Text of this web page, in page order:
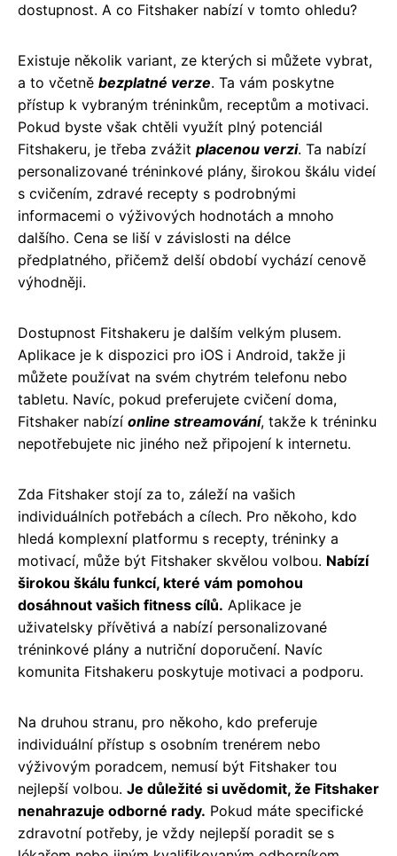
dostupnost. A co Fitshaker nabízí v tomto ohledu?
Existuje několik variant, ze kterých si můžete vybrat,
a to včetně bezplatné verze. Ta vám poskytne
přístup k vybraným tréninkům, receptům a motivaci.
Pokud byste však chtěli využít plný potenciál
Fitshakeru, je třeba zvážit placenou verzi. Ta nabízí
personalizované tréninkové plány, širokou škálu videí
s cvičením, zdravé recepty s podrobnými
informacemi o výživových hodnotách a mnoho
dalšího. Cena se liší v závislosti na délce
předplatného, přičemž delší období vychází cenově
výhodněji.
Dostupnost Fitshakeru je dalším velkým plusem.
Aplikace je k dispozici pro iOS i Android, takže ji
můžete používat na svém chytrém telefonu nebo
tabletu. Navíc, pokud preferujete cvičení doma,
Fitshaker nabízí online streamování, takže k tréninku
nepotřebujete nic jiného než připojení k internetu.
Zda Fitshaker stojí za to, záleží na vašich
individuálních potřebách a cílech. Pro někoho, kdo
hledá komplexní platformu s recepty, tréninky a
motivací, může být Fitshaker skvělou volbou. Nabízí
širokou škálu funkcí, které vám pomohou
dosáhnout vašich fitness cílů. Aplikace je
uživatelsky přívětivá a nabízí personalizované
tréninkové plány a nutriční doporučení. Navíc
komunita Fitshakeru poskytuje motivaci a podporu.
Na druhou stranu, pro někoho, kdo preferuje
individuální přístup s osobním trenérem nebo
výživovým poradcem, nemusí být Fitshaker tou
nejlepší volbou. Je důležité si uvědomit, že Fitshaker
nenahrazuje odborné rady. Pokud máte specifické
zdravotní potřeby, je vždy nejlepší poradit se s